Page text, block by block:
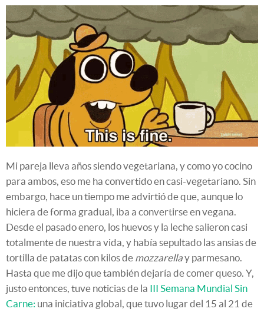
Mi pareja lleva años siendo vegetariana, y como yo cocino
para ambos, eso me ha convertido en casi-vegetariano. Sin
embargo, hace un tiempo me advirtió de que, aunque lo
hiciera de forma gradual, iba a convertirse en vegana.
Desde el pasado enero, los huevos y la leche salieron casi
totalmente de nuestra vida, y había sepultado las ansias de
tortilla de patatas con kilos de mozzarellay parmesano.
Hasta que me dijo que también dejaría de comer queso. Y,
justo entonces, tuve noticias de la III Semana Mundial Sin
Carne: una iniciativa global, que tuvo lugar del 15 al 21 de